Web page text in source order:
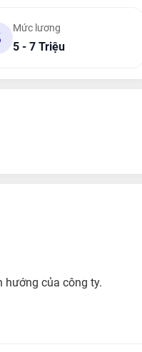
Mức lương
5 - 7 Triệu
hướng của công ty.